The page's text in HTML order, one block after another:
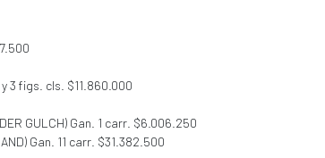
y 3 figs. cls. $11.860.000
GULCH) Gan. 1 carr. $6.006.250
Gan. 11 carr. $31.382.500